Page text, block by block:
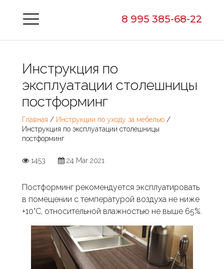
8 995 385-68-22
Инструкция по
эксплуатации столешницы
постформинг
Главная / Инструкции по уходу за мебелью /
Инструкция по эксплуатации столешницы
постформинг
1453 24 Mar 2021
Постформинг рекомендуется эксплуатировать
в помещении с температурой воздуха не ниже
+10°С, относительной влажностью не выше 65%.